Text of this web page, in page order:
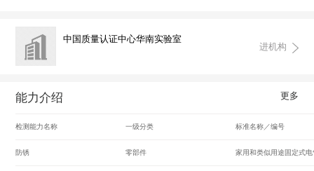
中国质量认证中心华南实验室
进机构
能力介绍 更多
检测能力名称 一级分类 标准名称／编号
防锈 零部件